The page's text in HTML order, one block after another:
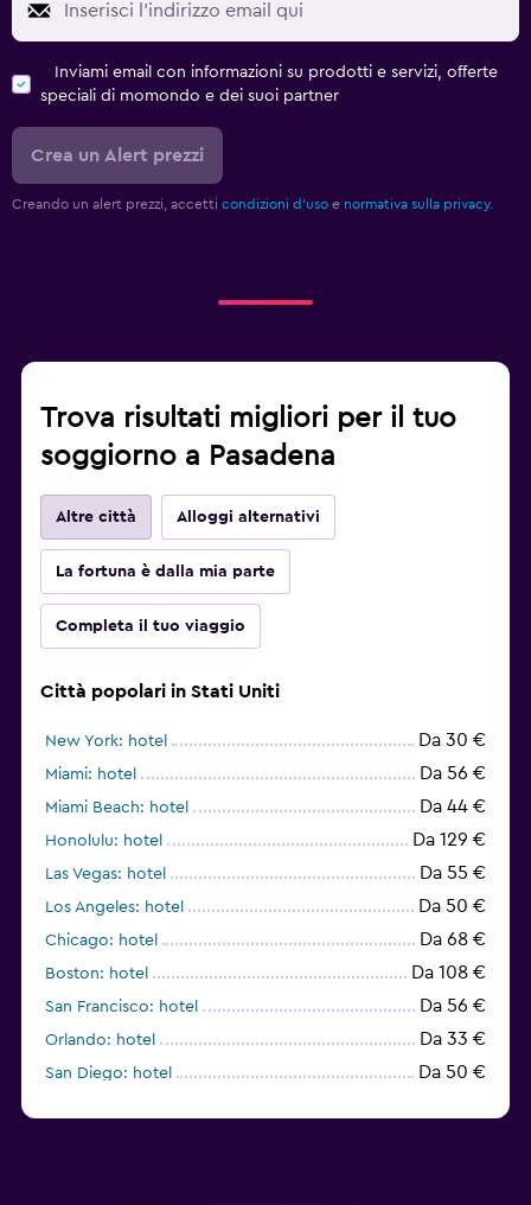
Inviami email con informazioni su prodotti e servizi, offerte
speciali di momondo e dei suoi partner
Crea un Alert prezzi
Creando un alert prezzi, accetti condizioni d'uso e normativa sulla privacy.
Trova risultati migliori per il tuo
soggiorno a Pasadena
Altre città Alloggi alternativi
La fortuna è dalla mia parte
Completa il tuo viaggio
Città popolari in Stati Uniti
New York: hotel Da 30 €
Miami: hotel Da 56 €
Miami Beach: hotel Da 44 €
Honolulu: hotel Da 129 €
Las Vegas: hotel Da 55 €
Los Angeles: hotel Da 50 €
Chicago: hotel Da 68 €
Boston: hotel Da 108 €
San Francisco: hotel Da 56 €
Orlando: hotel Da 33 €
San Diego: hotel Da 50 €